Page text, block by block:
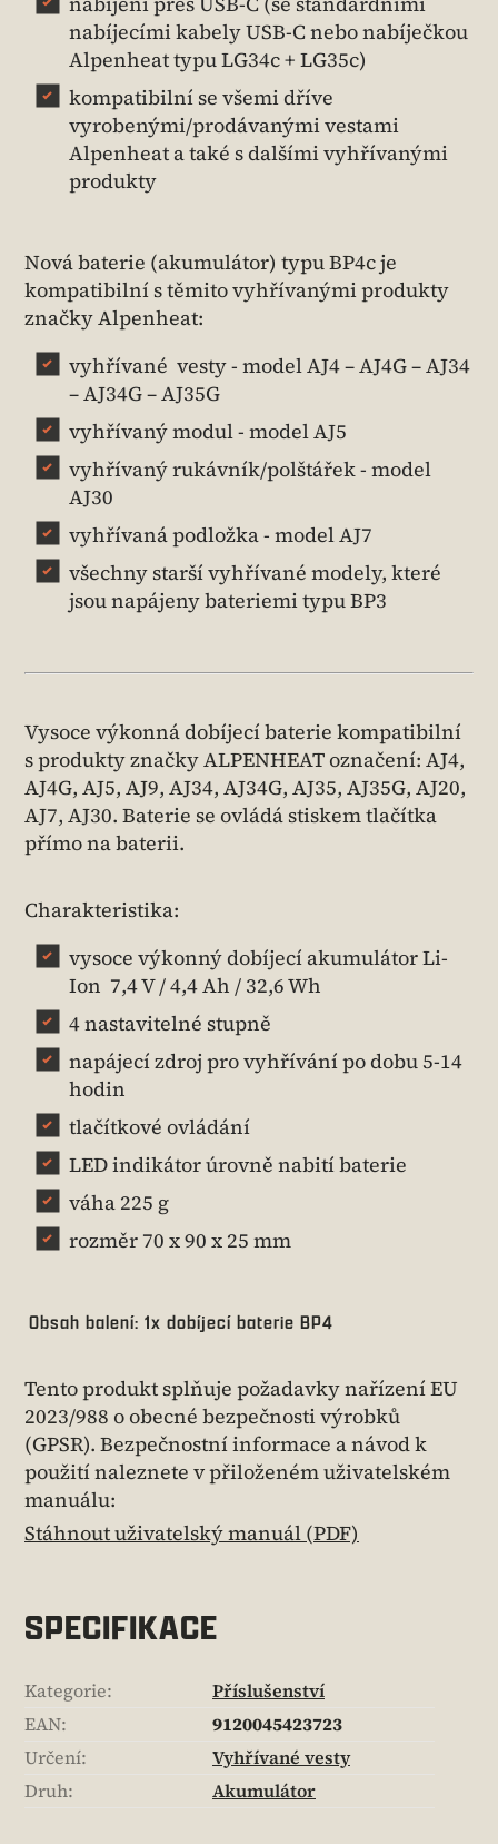
nabíjecími kabely USB-C nebo nabíječkou
Alpenheat typu LG34c + LG35c)
kompatibilní se všemi dříve
vyrobenými/prodávanými vestami
Alpenheat a také s dalšími vyhřívanými
produkty
Nová baterie (akumulátor) typu BP4c je
kompatibilní s těmito vyhřívanými produkty
značky Alpenheat:
vyhřívané vesty - model AJ4 – AJ4G – AJ34
– AJ34G – AJ35G
vyhřívaný modul - model AJ5
vyhřívaný rukávník/polštářek - model
AJ30
vyhřívaná podložka - model AJ7
všechny starší vyhřívané modely, které
jsou napájeny bateriemi typu BP3
Vysoce výkonná dobíjecí baterie kompatibilní
s produkty značky ALPENHEAT označení: AJ4,
AJ4G, AJ5, AJ9, AJ34, AJ34G, AJ35, AJ35G, AJ20,
AJ7, AJ30. Baterie se ovládá stiskem tlačítka
přímo na baterii.
Charakteristika:
vysoce výkonný dobíjecí akumulátor Li-
Ion 7,4 V / 4,4 Ah / 32,6 Wh
4 nastavitelné stupně
napájecí zdroj pro vyhřívání po dobu 5-14
hodin
tlačítkové ovládání
LED indikátor úrovně nabití baterie
váha 225 g
rozměr 70 x 90 x 25 mm
Obsah balení: 1x dobíjecí baterie BP4
Tento produkt splňuje požadavky nařízení EU
2023/988 o obecné bezpečnosti výrobků
(GPSR). Bezpečnostní informace a návod k
použití naleznete v přiloženém uživatelském
manuálu:
Stáhnout uživatelský manuál (PDF)
SPECIFIKACE
Kategorie:
Příslušenství
EAN:
9120045423723
Určení:
Vyhřívané vesty
Druh: Akumulátor